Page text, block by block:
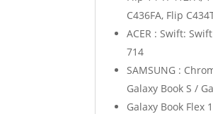
C436FA, Flip
ACER : Swift:
714
SAMSUNG :
Galaxy Book S /
Galaxy Book Flex